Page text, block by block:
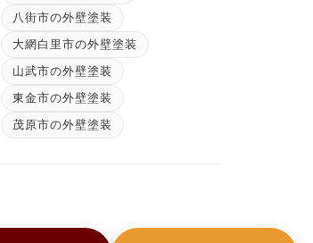
八街市の外壁塗装
大網白里市の外壁塗装
山武市の外壁塗装
東金市の外壁塗装
茂原市の外壁塗装